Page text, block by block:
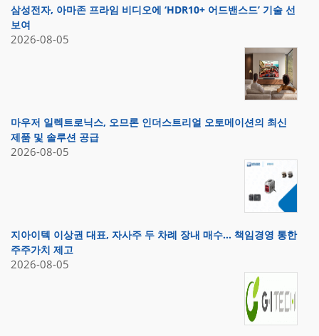
삼성전자, 아마존 프라임 비디오에 ‘HDR10+ 어드밴스드’ 기술 선
보여
2026-08-05
마우저 일렉트로닉스, 오므론 인더스트리얼 오토메이션의 최신
제품 및 솔루션 공급
2026-08-05
지아이텍 이상권 대표, 자사주 두 차례 장내 매수… 책임경영 통한
주주가치 제고
2026-08-05